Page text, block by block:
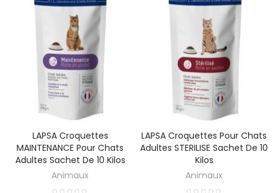
LAPSA Croquettes
MAINTENANCE Pour Chats
Adultes Sachet De 10 Kilos
Animaux
LAPSA Croquettes Pour Chats
Adultes STERILISE Sachet De 10
Kilos
Animaux